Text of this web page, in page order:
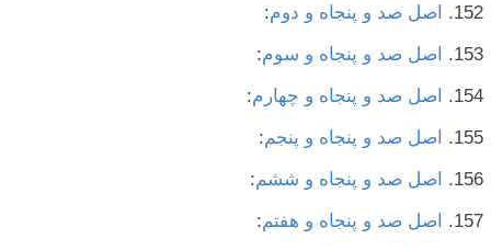
اصل صد و پنجاه و دوم:
اصل صد و پنجاه و سوم:
اصل صد و پنجاه و چهارم:
اصل صد و پنجاه و پنجم:
اصل صد و پنجاه و ششم:
اصل صد و پنجاه و هفتم: